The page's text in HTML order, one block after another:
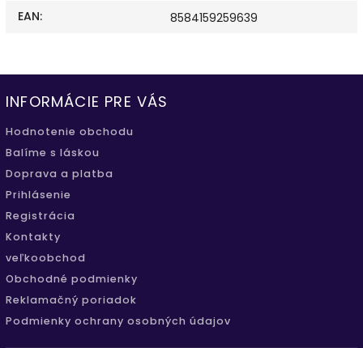
EAN: 8584159259639
INFORMÁCIE PRE VÁS
Hodnotenie obchodu
Balíme s láskou
Doprava a platba
Prihlásenie
Registrácia
Kontakty
veľkoobchod
Obchodné podmienky
Reklamačný poriadok
Podmienky ochrany osobných údajov